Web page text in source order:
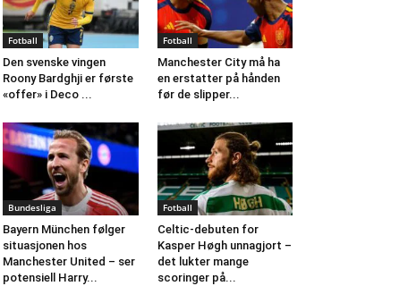
Fotball
Den svenske vingen
Roony Bardghji er første
«offer» i Deco ...
Fotball
Manchester City må ha
en erstatter på hånden
før de slipper...
Bundesliga
Bayern München følger
situasjonen hos
Manchester United – ser
potensiell Harry...
Fotball
Celtic-debuten for
Kasper Høgh unnagjort –
det lukter mange
scoringer på...